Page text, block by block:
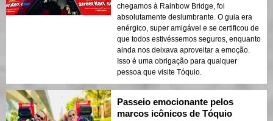
chegamos à Rainbow Bridge, foi
absolutamente deslumbrante. O guia era
enérgico, super amigável e se certificou de
que todos estivéssemos seguros, enquanto
ainda nos deixava aproveitar a emoção.
Isso é uma obrigação para qualquer
pessoa que visite Tóquio.
Passeio emocionante pelos
marcos icônicos de Tóquio